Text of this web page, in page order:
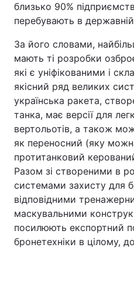
близько 90%
перебувають в державній
За його словами,
мають ті розробки
які є уніфікованими і
якісний ряд великих
українська ракета,
танка, має версії для
вертольотів, а також
як переносний (яку
протитанковий
Разом зі створеними в
системами захисту для
відповідними
маскувальними
посилюють експортний
бронетехніки в цілому,